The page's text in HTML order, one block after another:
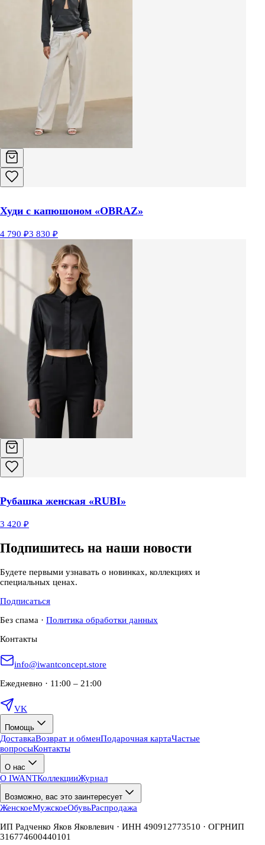
Худи c капюшоном «OBRAZ»
4 790 ₽3 830 ₽
Рубашка женская «RUBI»
3 420 ₽
Подпишитесь на наши новости
Будете первыми узнавать о новинках, коллекциях и
специальных ценах.
Подписаться
Без спама · Политика обработки данных
Контакты
info@iwantconcept.store
Ежедневно · 11:00 – 21:00
VK
Помощь
ДоставкаВозврат и обменПодарочная картаЧастые
вопросыКонтакты
О нас
О IWANTКоллекцииЖурнал
Возможно, вас это заинтересует
ЖенскоеМужскоеОбувьРаспродажа
ИП Радченко Яков Яковлевич · ИНН 490912773510 · ОГРНИП
316774600440101